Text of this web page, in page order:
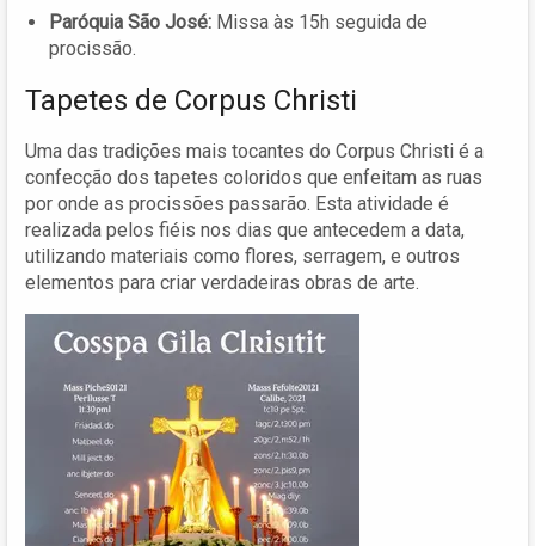
Paróquia São José: Missa às 15h seguida de
procissão.
Tapetes de Corpus Christi
Uma das tradições mais tocantes do Corpus Christi é a
confecção dos tapetes coloridos que enfeitam as ruas
por onde as procissões passarão. Esta atividade é
realizada pelos fiéis nos dias que antecedem a data,
utilizando materiais como flores, serragem, e outros
elementos para criar verdadeiras obras de arte.